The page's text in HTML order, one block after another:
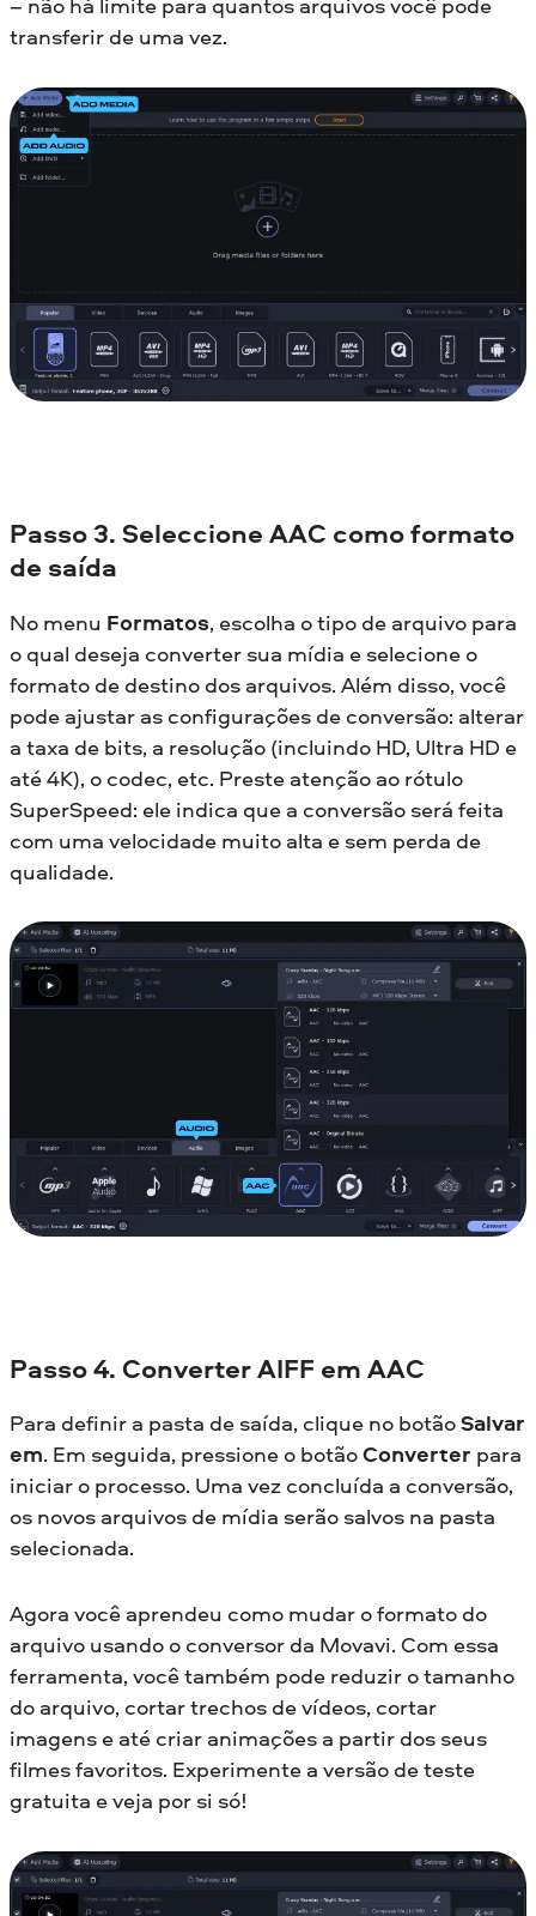
transferir de uma vez.
Passo 3. Seleccione AAC como formato
de saída
No menu Formatos, escolha o tipo de arquivo para
o qual deseja converter sua mídia e selecione o
formato de destino dos arquivos. Além disso, você
pode ajustar as configurações de conversão: alterar
a taxa de bits, a resolução (incluindo HD, Ultra HD e
até 4K), o codec, etc. Preste atenção ao rótulo
SuperSpeed: ele indica que a conversão será feita
com uma velocidade muito alta e sem perda de
qualidade.
Passo 4. Converter AIFF em AAC
Para definir a pasta de saída, clique no botãoSalvar
em. Em seguida, pressione o botãoConverter para
iniciar o processo. Uma vez concluída a conversão,
os novos arquivos de mídia serão salvos na pasta
selecionada.
Agora você aprendeu como mudar o formato do
arquivo usando o conversor da Movavi. Com essa
ferramenta, você também pode reduzir o tamanho
do arquivo, cortar trechos de vídeos, cortar
imagens e até criar animações a partir dos seus
filmes favoritos. Experimente a versão de teste
gratuita e veja por si só!